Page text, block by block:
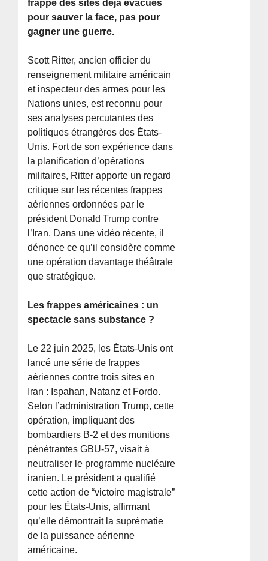
frappé des sites déjà évacués
pour sauver la face, pas pour
gagner une guerre.
Scott Ritter, ancien officier du
renseignement militaire américain
et inspecteur des armes pour les
Nations unies, est reconnu pour
ses analyses percutantes des
politiques étrangères des États-
Unis. Fort de son expérience dans
la planification d’opérations
militaires, Ritter apporte un regard
critique sur les récentes frappes
aériennes ordonnées par le
président Donald Trump contre
l’Iran. Dans une vidéo récente, il
dénonce ce qu’il considère comme
une opération davantage théâtrale
que stratégique.
Les frappes américaines : un
spectacle sans substance ?
Le 22 juin 2025, les États-Unis ont
lancé une série de frappes
aériennes contre trois sites en
Iran : Ispahan, Natanz et Fordo.
Selon l’administration Trump, cette
opération, impliquant des
bombardiers B-2 et des munitions
pénétrantes GBU-57, visait à
neutraliser le programme nucléaire
iranien. Le président a qualifié
cette action de “victoire magistrale”
pour les États-Unis, affirmant
qu’elle démontrait la suprématie
de la puissance aérienne
américaine.